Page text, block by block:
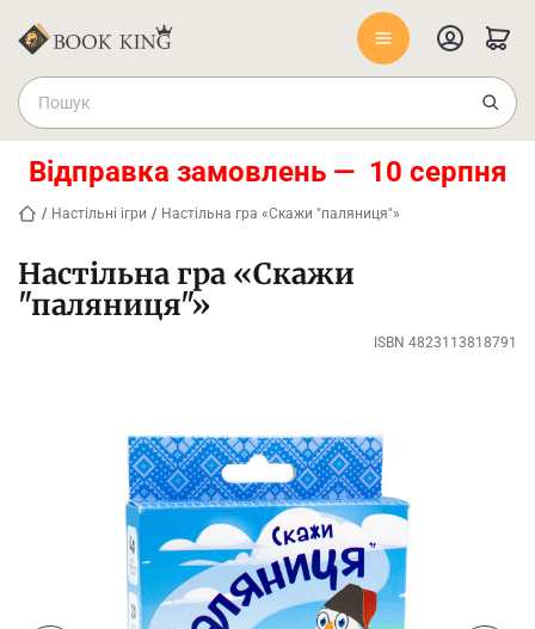
Відправка замовлень — 10 серпня
/ Настільні ігри / Настільна гра «Скажи "паляниця"»
Настільна гра «Скажи
"паляниця"»
ISBN 4823113818791